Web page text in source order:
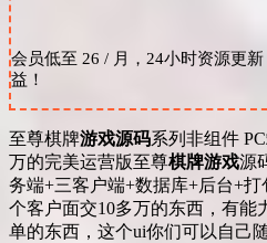
会员低至 26 / 月，24小时资源更新
益！
至尊棋牌游戏源码系列非组件
万的完美运营版至尊棋牌游戏源
务端+三客户端+数据库+后台+
个客户面交10多万的东西，有能
单的东西，这个ui你们可以自己